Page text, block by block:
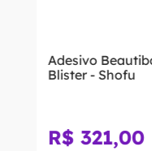
Adesivo
Blister - Shofu
R$ 321,00